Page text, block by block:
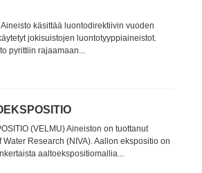
käsittää luontodirektiivin vuoden
jokisuistojen luontotyyppiaineistot.
pyrittiin rajaamaan...
(VELMU) Aineiston on tuottanut
Water Research (NIVA). Aallon ekspositio on
aaltoekspositiomallia...